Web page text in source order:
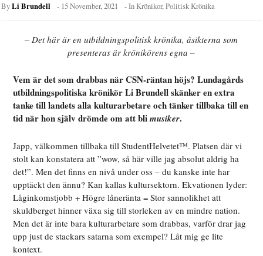
ByLi Brundell - 15 November, 2021 - In Krönikor,Politisk Krönika
– Det här är en utbildningspolitisk krönika, åsikterna som
presenteras är krönikörens egna –
Vem är det som drabbas när CSN-räntan höjs? Lundagårds
utbildningspolitiska krönikör Li Brundell skänker en extra
tanke till landets alla kulturarbetare och tänker tillbaka till en
tid när hon själv drömde om att blimusiker.
Japp, välkommen tillbaka till StudentHelvetet™. Platsen där vi
stolt kan konstatera att ”wow, så här ville jag absolut aldrig ha
det!”. Men det finns en nivå under oss – du kanske inte har
upptäckt den ännu? Kan kallas kultursektorn. Ekvationen lyder:
Låginkomstjobb + Högre låneränta = Stor sannolikhet att
skuldberget hinner växa sig till storleken av en mindre nation.
Men det är inte bara kulturarbetare som drabbas, varför drar jag
upp just de stackars satarna som exempel? Låt mig ge lite
kontext.